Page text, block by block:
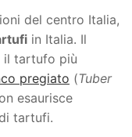
del centro Italia,
in Italia. Il
il tartufo più
pregiato (Tuber
esaurisce
tartufi.